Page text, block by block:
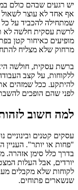
יש רגעים שבהם כולם
אף אחד לא עוצר
לרשת עסקית חלשה לא
מופיעים כאיחור קטן
מרחוק שלא מצליח
ברשת עסקית, חולשה
ללקוחות, על קצב
להיתקע. ככל שמזהים
לפני שהם הופכים
למה חשוב
עסקים קטנים
"פחות או יותר".
בדרך כלל סימן אזהרה.
יורדים, אבל העלות
לקוחות שלא מקבלים
שנשארים פתוחים.